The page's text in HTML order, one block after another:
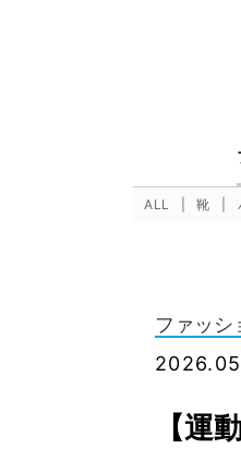
ALL 靴
ファッシ
【運